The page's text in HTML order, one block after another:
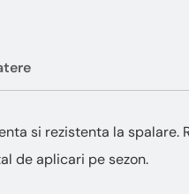
si rezistenta la spalare.
de aplicari pe sezon.